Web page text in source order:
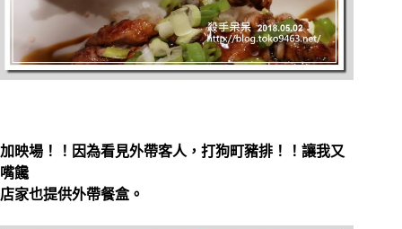
加映場！！因為看見外帶客人，打狗町豬排！！讓我又
嘴饞
店家也提供外帶餐盒。